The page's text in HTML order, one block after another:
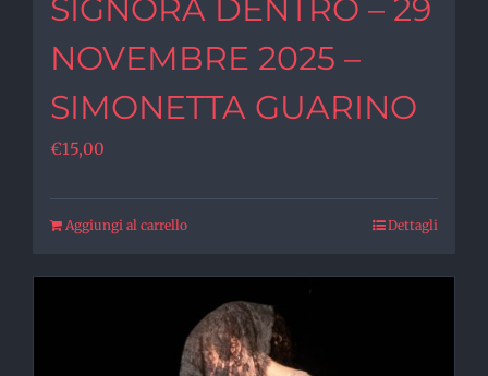
SIGNORA DENTRO – 29
NOVEMBRE 2025 –
SIMONETTA GUARINO
€15,00
Aggiungi al carrello Dettagli